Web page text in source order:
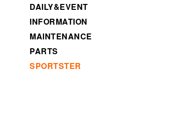
DAILY&EVENT
INFORMATION
MAINTENANCE
PARTS
SPORTSTER